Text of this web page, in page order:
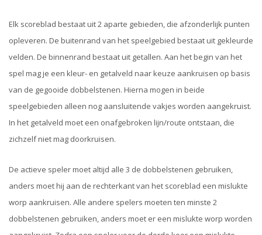
Elk scoreblad bestaat uit 2 aparte gebieden, die afzonderlijk punten
opleveren. De buitenrand van het speelgebied bestaat uit gekleurde
velden. De binnenrand bestaat uit getallen. Aan het begin van het
spel mag je een kleur- en getalveld naar keuze aankruisen op basis
van de gegooide dobbelstenen. Hierna mogen in beide
speelgebieden alleen nog aansluitende vakjes worden aangekruist.
In het getalveld moet een onafgebroken lijn/route ontstaan, die
zichzelf niet mag doorkruisen.
De actieve speler moet altijd alle 3 de dobbelstenen gebruiken,
anders moet hij aan de rechterkant van het scoreblad een mislukte
worp aankruisen. Alle andere spelers moeten ten minste 2
dobbelstenen gebruiken, anders moet er een mislukte worp worden